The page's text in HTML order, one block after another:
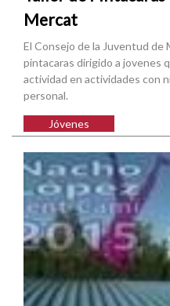
Mercat
El Consejo de la Juventud
pintacaras dirigido a jovenes
actividad en actividades con
personal.
Jóvenes